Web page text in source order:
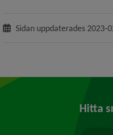
Sidan uppdaterades 2023-
Hitta